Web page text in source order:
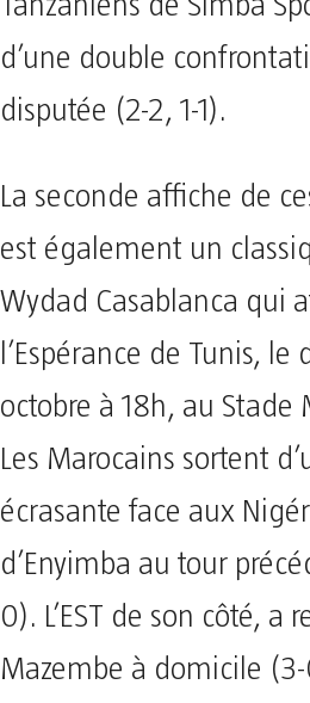
d’une double
disputée (2-2, 1-1).
La seconde affiche de
est également un
Wydad Casablanca qui
l’Espérance de Tunis,
octobre à 18h, au Stade
Les Marocains sortent
écrasante face aux
d’Enyimba au tour
0). L’EST de son côté, a
Mazembe à domicile (3-